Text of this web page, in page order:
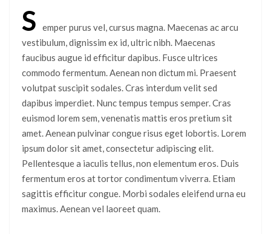
S
emper purus vel, cursus magna. Maecenas ac arcu
vestibulum, dignissim ex id, ultric nibh. Maecenas
faucibus augue id efficitur dapibus. Fusce ultrices
commodo fermentum. Aenean non dictum mi. Praesent
volutpat suscipit sodales. Cras interdum velit sed
dapibus imperdiet. Nunc tempus tempus semper. Cras
euismod lorem sem, venenatis mattis eros pretium sit
amet. Aenean pulvinar congue risus eget lobortis. Lorem
ipsum dolor sit amet, consectetur adipiscing elit.
Pellentesque a iaculis tellus, non elementum eros. Duis
fermentum eros at tortor condimentum viverra. Etiam
sagittis efficitur congue. Morbi sodales eleifend urna eu
maximus. Aenean vel laoreet quam.